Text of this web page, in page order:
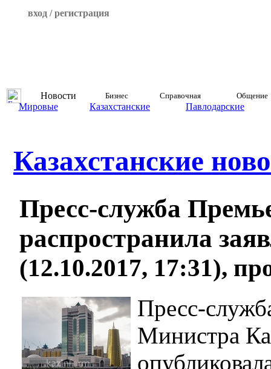
вход / регистрация
Новости Бизнес Справочная Общение
Мировые Казахстанские Павлодарские
Казахстанские
Пресс-служба
распространила
(12.10.2017, 17:31),
Пресс-
Министра